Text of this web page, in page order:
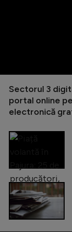
Sectorul 3
portal online
electronică